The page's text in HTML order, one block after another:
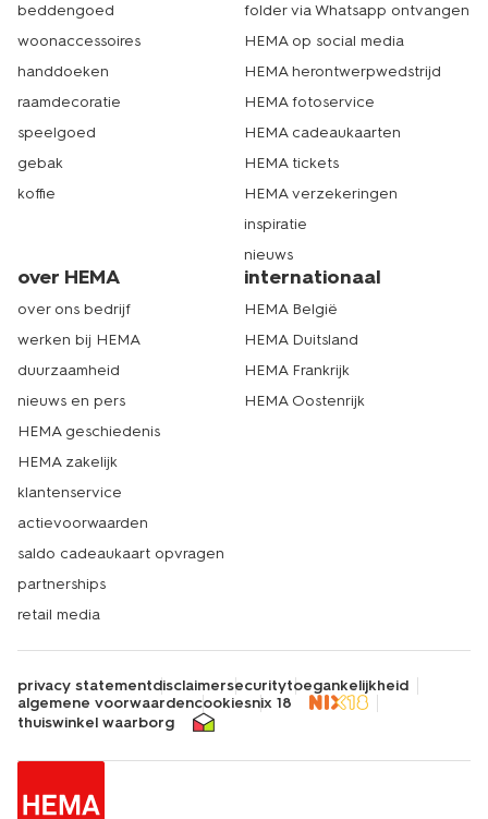
beddengoed
woonaccessoires
handdoeken
raamdecoratie
speelgoed
gebak
koffie
folder via Whatsapp ontvangen
HEMA op social media
HEMA herontwerpwedstrijd
HEMA fotoservice
HEMA cadeaukaarten
HEMA tickets
HEMA verzekeringen
inspiratie
nieuws
over HEMA
over ons bedrijf
werken bij HEMA
duurzaamheid
nieuws en pers
HEMA geschiedenis
HEMA zakelijk
klantenservice
actievoorwaarden
saldo cadeaukaart opvragen
partnerships
retail media
internationaal
HEMA België
HEMA Duitsland
HEMA Frankrijk
HEMA Oostenrijk
privacy statementdisclaimersecuritytoegankelijkheid
algemene voorwaardencookiesnix 18
thuiswinkel waarborg